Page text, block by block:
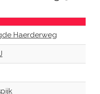
Haerderweg